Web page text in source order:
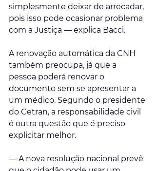
simplesmente deixar de arrecadar,
pois isso pode ocasionar problema
com a Justiça — explica Bacci.
A renovação automática da CNH
também preocupa, já que a
pessoa poderá renovar o
documento sem se apresentar a
um médico. Segundo o presidente
do Cetran, a responsabilidade civil
é outra questão que é preciso
explicitar melhor.
— A nova resolução nacional prevê